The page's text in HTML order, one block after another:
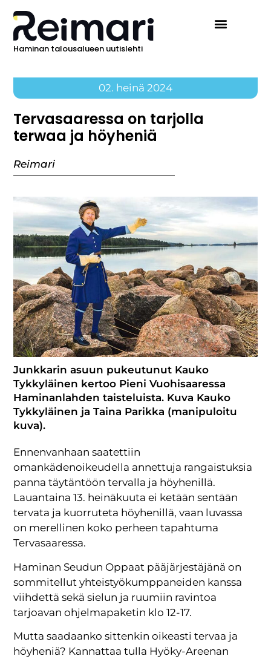
Haminan talousalueen uutislehti
02. heinä 2024
Tervasaaressa on tarjolla
terwaa ja höyheniä
Reimari
Junkkarin asuun pukeutunut Kauko
Tykkyläinen kertoo Pieni Vuohisaaressa
Haminanlahden taisteluista. Kuva Kauko
Tykkyläinen ja Taina Parikka (manipuloitu
kuva).
Ennenvanhaan saatettiin
omankädenoikeudella annettuja rangaistuksia
panna täytäntöön tervalla ja höyhenillä.
Lauantaina 13. heinäkuuta ei ketään sentään
tervata ja kuorruteta höyhenillä, vaan luvassa
on merellinen koko perheen tapahtuma
Tervasaaressa.
Haminan Seudun Oppaat pääjärjestäjänä on
sommitellut yhteistyökumppaneiden kanssa
viihdettä sekä sielun ja ruumiin ravintoa
tarjoavan ohjelmapaketin klo 12-17.
Mutta saadaanko sittenkin oikeasti tervaa ja
höyheniä? Kannattaa tulla Hyöky-Areenan